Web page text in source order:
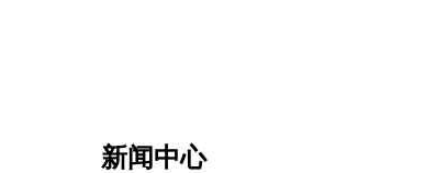
新闻中心